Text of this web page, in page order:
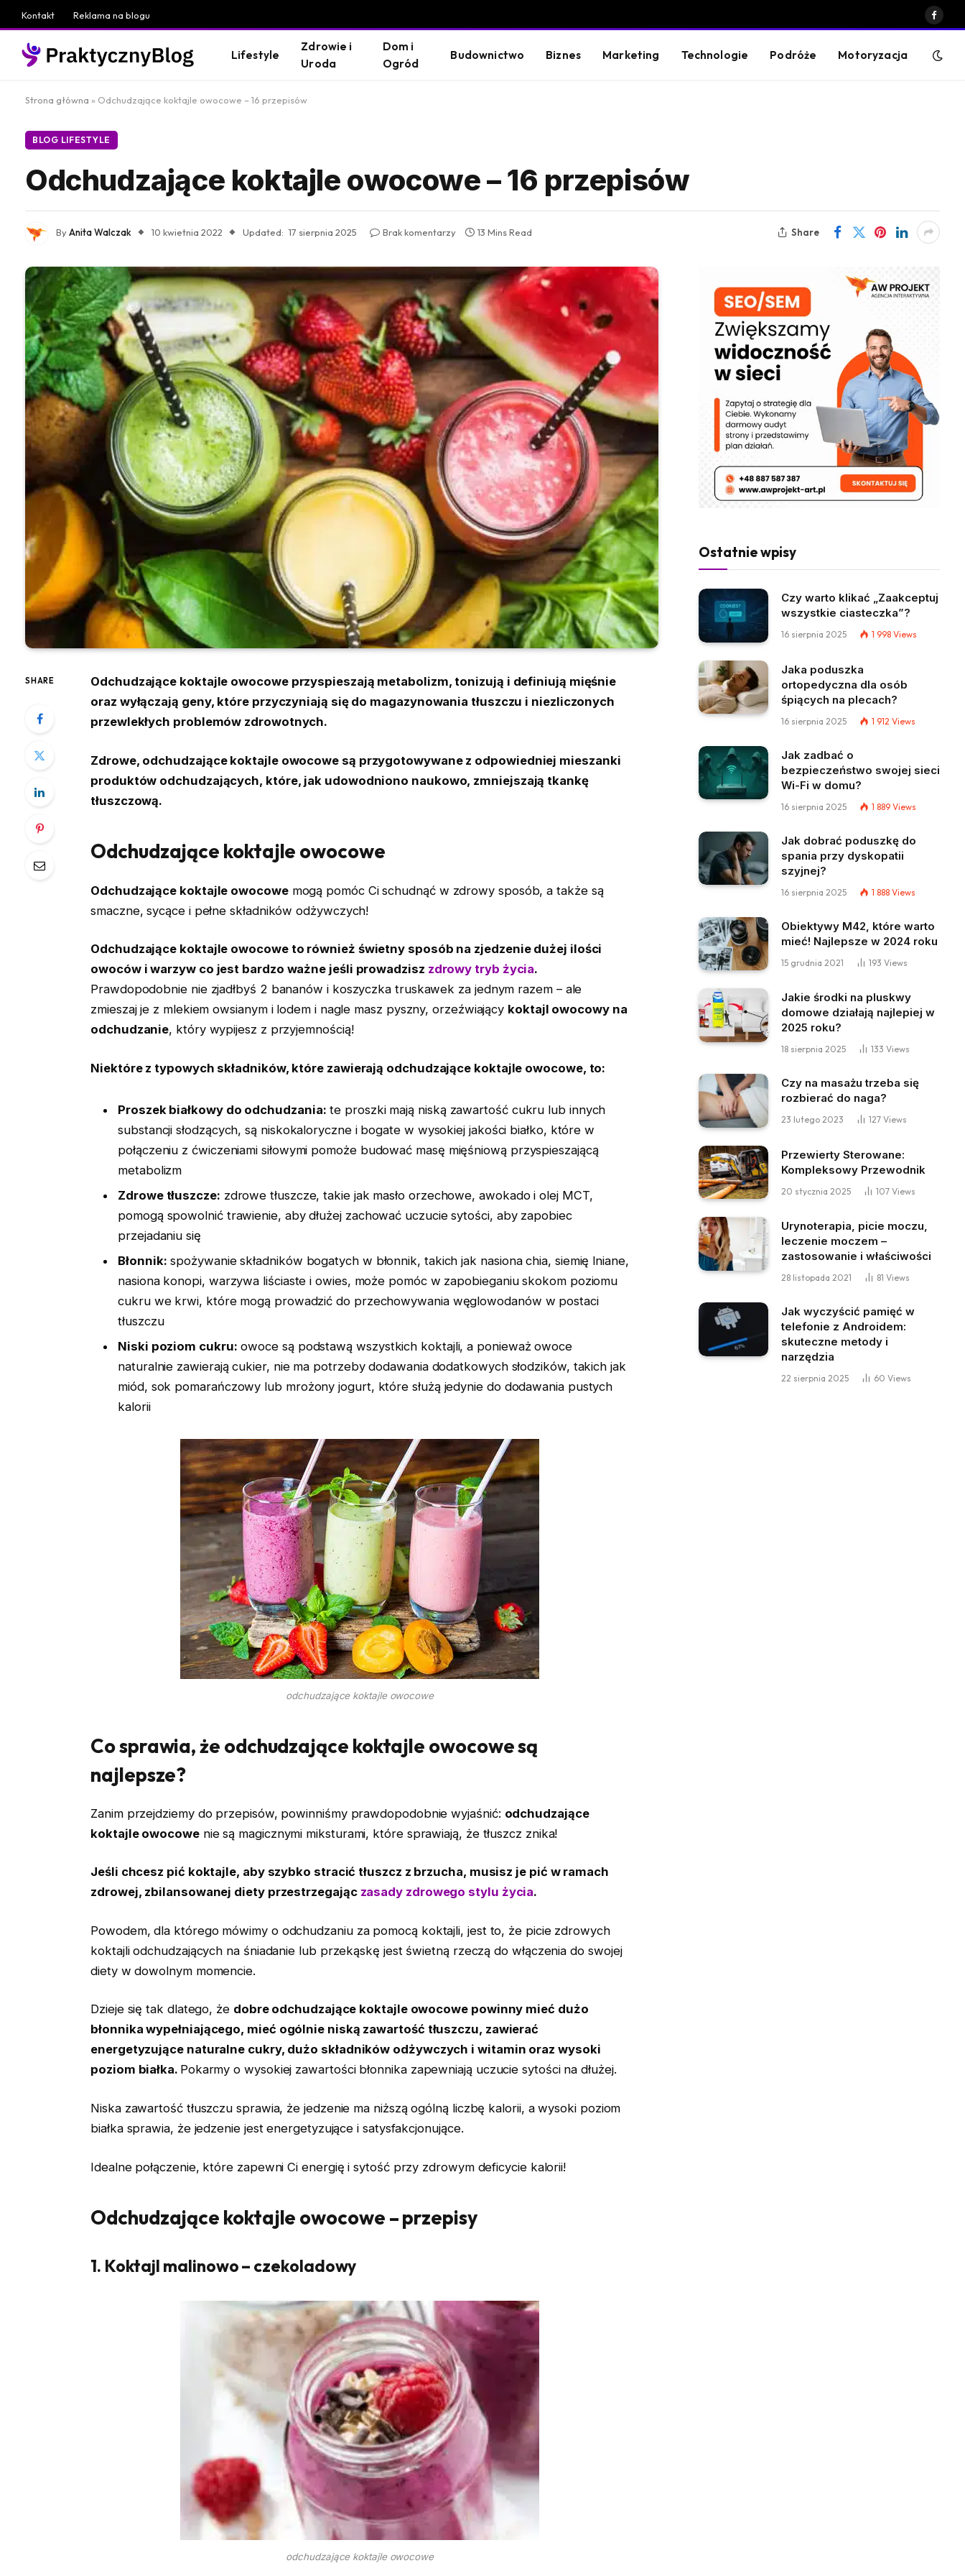
Kontakt Reklama na blogu
Lifestyle
Zdrowie i
Uroda
Dom i
Ogród
Budownictwo Biznes Marketing Technologie Podróże Motoryzacja
Strona główna » Odchudzające koktajle owocowe – 16 przepisów
BLOG LIFESTYLE
Odchudzające koktajle owocowe – 16 przepisów
ByAnita Walczak 10 kwietnia 2022 Updated: 17 sierpnia 2025 Brak komentarzy 13 Mins Read Share
Odchudzające koktajle owocowe
SHARE
Odchudzające koktajle owocowe przyspieszają metabolizm, tonizują i definiują mięśnie
oraz wyłączają geny, które przyczyniają się do magazynowania tłuszczu i niezliczonych
przewlekłych problemów zdrowotnych.
Zdrowe, odchudzające koktajle owocowe są przygotowywane z odpowiedniej mieszanki
produktów odchudzających, które, jak udowodniono naukowo, zmniejszają tkankę
tłuszczową.
Odchudzające koktajle owocowe
Odchudzające koktajle owocowemogą pomóc Ci schudnąć w zdrowy sposób, a także są
smaczne, sycące i pełne składników odżywczych!
Odchudzające koktajle owocowe to również świetny sposób na zjedzenie dużej ilości
owoców i warzyw co jest bardzo ważne jeśli prowadzisz zdrowy tryb życia.
Prawdopodobnie nie zjadłbyś 2 bananów i koszyczka truskawek za jednym razem – ale
zmieszaj je z mlekiem owsianym i lodem i nagle masz pyszny, orzeźwiający koktajl owocowy na
odchudzanie, który wypijesz z przyjemnością!
Niektóre z typowych składników, które zawierają odchudzające koktajle owocowe, to:
Proszek białkowy do odchudzania: te proszki mają niską zawartość cukru lub innych
substancji słodzących, są niskokaloryczne i bogate w wysokiej jakości białko, które w
połączeniu z ćwiczeniami siłowymi pomoże budować masę mięśniową przyspieszającą
metabolizm
Zdrowe tłuszcze: zdrowe tłuszcze, takie jak masło orzechowe, awokado i olej MCT,
pomogą spowolnić trawienie, aby dłużej zachować uczucie sytości, aby zapobiec
przejadaniu się
Błonnik: spożywanie składników bogatych w błonnik, takich jak nasiona chia, siemię lniane,
nasiona konopi, warzywa liściaste i owies, może pomóc w zapobieganiu skokom poziomu
cukru we krwi, które mogą prowadzić do przechowywania węglowodanów w postaci
tłuszczu
Niski poziom cukru: owoce są podstawą wszystkich koktajli, a ponieważ owoce
naturalnie zawierają cukier, nie ma potrzeby dodawania dodatkowych słodzików, takich jak
miód, sok pomarańczowy lub mrożony jogurt, które służą jedynie do dodawania pustych
kalorii
odchudzające koktajle owocowe
Co sprawia, że odchudzające koktajle owocowesą
najlepsze?
Zanim przejdziemy do przepisów, powinniśmy prawdopodobnie wyjaśnić: odchudzające
koktajle owocowenie są magicznymi miksturami, które sprawiają, że tłuszcz znika!
Jeśli chcesz pić koktajle, aby szybko stracić tłuszcz z brzucha, musisz je pić w ramach
zdrowej, zbilansowanej diety przestrzegając zasady zdrowego stylu życia.
Powodem, dla którego mówimy o odchudzaniu za pomocą koktajli, jest to, że picie zdrowych
koktajli odchudzających na śniadanie lub przekąskę jest świetną rzeczą do włączenia do swojej
diety w dowolnym momencie.
Dzieje się tak dlatego, że dobre odchudzające koktajle owocowe powinny mieć dużo
błonnika wypełniającego, mieć ogólnie niską zawartość tłuszczu, zawierać
energetyzujące naturalne cukry, dużo składników odżywczych i witamin oraz wysoki
poziom białka. Pokarmy o wysokiej zawartości błonnika zapewniają uczucie sytości na dłużej.
Niska zawartość tłuszczu sprawia, że jedzenie ma niższą ogólną liczbę kalorii, a wysoki poziom
białka sprawia, że jedzenie jest energetyzujące i satysfakcjonujące.
Idealne połączenie, które zapewni Ci energię i sytość przy zdrowym deficycie kalorii!
Odchudzające koktajle owocowe – przepisy
1. Koktajl malinowo – czekoladowy
odchudzające koktajle owocowe
Ostatnie wpisy
Czy warto klikać „Zaakceptuj
wszystkie ciasteczka”?
16 sierpnia 2025 1 998 Views
Jaka poduszka
ortopedyczna dla osób
śpiących na plecach?
16 sierpnia 2025 1 912 Views
Jak zadbać o
bezpieczeństwo swojej sieci
Wi-Fi w domu?
16 sierpnia 2025 1 889 Views
Jak dobrać poduszkę do
spania przy dyskopatii
szyjnej?
16 sierpnia 2025 1 888 Views
Obiektywy M42, które warto
mieć! Najlepsze w 2024 roku
15 grudnia 2021 193 Views
Jakie środki na pluskwy
domowe działają najlepiej w
2025 roku?
18 sierpnia 2025 133 Views
Czy na masażu trzeba się
rozbierać do naga?
23 lutego 2023 127 Views
Przewierty Sterowane:
Kompleksowy Przewodnik
20 stycznia 2025 107 Views
Urynoterapia, picie moczu,
leczenie moczem –
zastosowanie i właściwości
28 listopada 2021 81 Views
Jak wyczyścić pamięć w
telefonie z Androidem:
skuteczne metody i
narzędzia
22 sierpnia 2025 60 Views